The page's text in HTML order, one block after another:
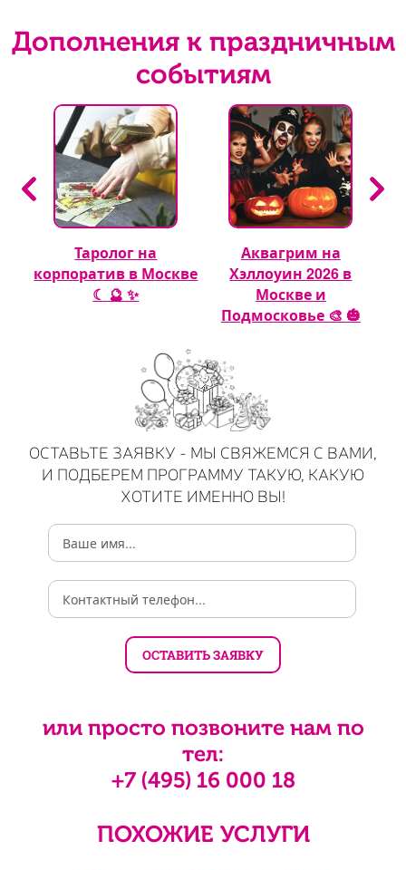
Дополнения к праздничным
событиям
Таролог на
корпоратив в Москве
☾ 🔮 ✨
Аквагрим на
Хэллоуин 2026 в
Москве и
Подмосковье 🎨 🎃
ОСТАВЬТЕ ЗАЯВКУ - МЫ СВЯЖЕМСЯ С ВАМИ,
И ПОДБЕРЕМ ПРОГРАММУ ТАКУЮ, КАКУЮ
ХОТИТЕ ИМЕННО ВЫ!
или просто позвоните нам по
тел:
+7 (495) 16 000 18
ПОХОЖИЕ УСЛУГИ